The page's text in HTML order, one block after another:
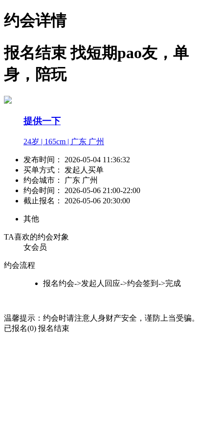
约会详情
报名结束找短期pao友，单
身，陪玩
提供一下
24岁 | 165cm | 广东 广州
发布时间：
2026-05-04 11:36:32
买单方式：
发起人买单
约会城市：
广东 广州
约会时间：
2026-05-06 21:00-22:00
截止报名： 2026-05-06 20:30:00
其他
TA喜欢的约会对象
女会员
约会流程
报名约会->发起人回应->约会签到->完成
温馨提示：约会时请注意人身财产安全，谨防上当受骗。
已报名(0) 报名结束